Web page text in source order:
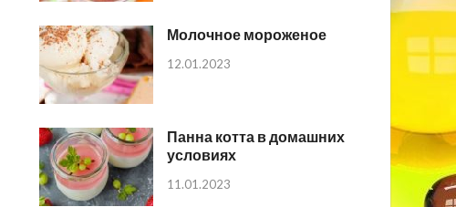
Молочное мороженое
12.01.2023
Панна котта в домашних
условиях
11.01.2023